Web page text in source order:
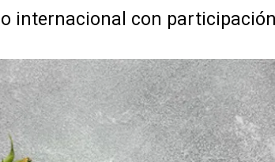
internacional con